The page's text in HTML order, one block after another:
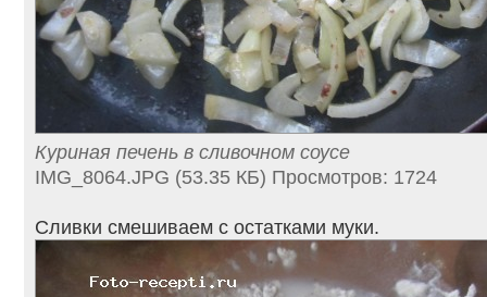
Куриная печень в сливочном соусе
IMG_8064.JPG (53.35 КБ) Просмотров: 1724
Сливки смешиваем с остатками муки.